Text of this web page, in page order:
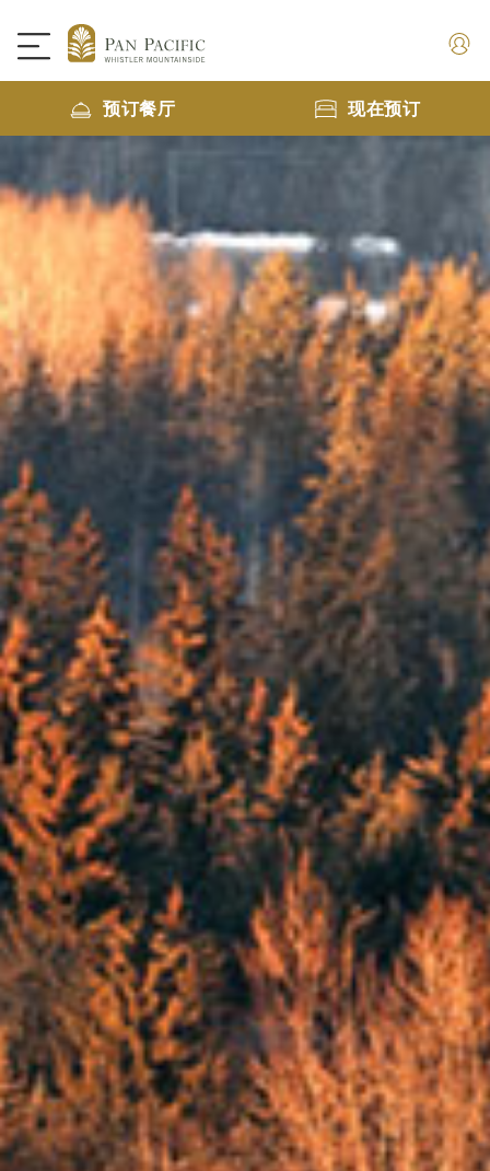
预订餐厅 现在预订